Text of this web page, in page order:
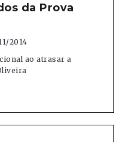
da Prova
2014
ao atrasar a